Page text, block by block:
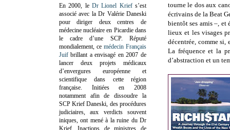
tourne le dos aux
écrivains de la Beat
bientôt ses amis –, et
lieux et les visages
décentrée, comme
La fréquence et la
d’abstraction et un
En 2000, le Dr Lionel Kriefs’est
associé avec la Dr Valérie Daneski
pour diriger deux centres de
médecine nucléaire en Picardie dans
le cadre d’une SCP. Réputé
mondialement, ce médecin Français
Juif brillant a envisagé en 2007 de
lancer deux projets médicaux
d’envergures européenne et
scientifique dans cette région
française. Initiées en 2008
notamment afin de dissoudre la
SCP Krief Daneski, des procédures
judiciaires, aux verdicts souvent
iniques, ont mené à la ruine du Dr
Krief.Inactions de ministres de